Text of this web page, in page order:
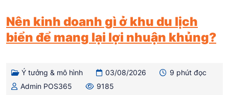
Nên kinh doanh gì ở khu du lịch
biển để mang lại lợi nhuận khủng?
Ý tưởng & mô hình 03/08/2026
9 phút đọc
Admin POS365
9185